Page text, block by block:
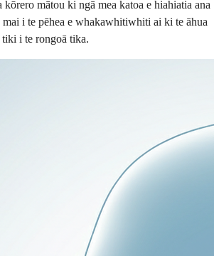
mātou ki ngā mea katoa e hiahiatia ana
i te pēhea e whakawhitiwhiti ai ki te āhua
tiki i te rongoā tika.